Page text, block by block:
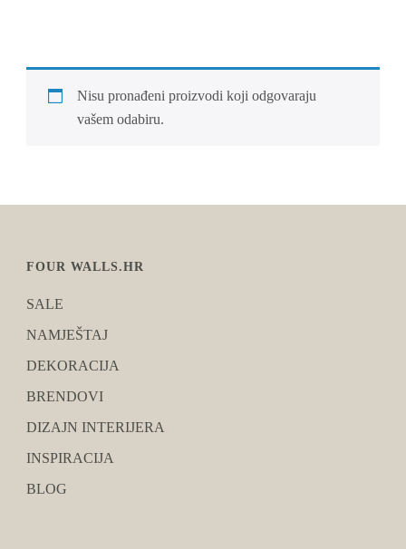
Nisu pronađeni proizvodi koji odgovaraju
vašem odabiru.
FOUR WALLS.HR
SALE
NAMJEŠTAJ
DEKORACIJA
BRENDOVI
DIZAJN INTERIJERA
INSPIRACIJA
BLOG